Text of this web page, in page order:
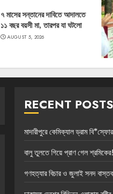
৭ মাসের সন্তানের দাবিতে আদালতে
১১ বছর বয়সী মা, তারপর যা ঘটলো
AUGUST 5, 2026
RECENT POSTS
মাদারীপুরে কেমিক্যাল ড্রাম
বালু তুলতে গিয়ে প্রাণ গেল শ্রমিকের!
গণহত্যার বিচার ও জুলাই সনদ